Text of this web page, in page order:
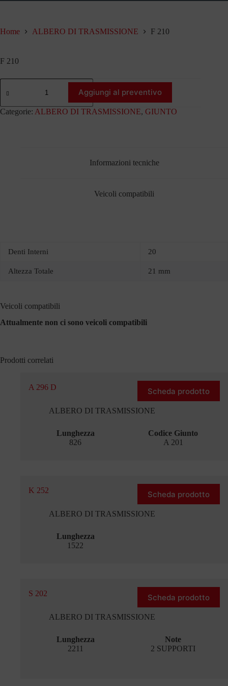
Home ALBERO DI TRASMISSIONE F 210
F 210
F
210
Aggiungi al preventivo
Categorie: ALBERO DI TRASMISSIONE, GIUNTO
Informazioni tecniche
Veicoli compatibili
Denti Interni 20
Altezza Totale 21 mm
Veicoli compatibili
Attualmente non ci sono veicoli compatibili
Prodotti correlati
A 296 D Scheda prodotto
ALBERO DI TRASMISSIONE
Lunghezza
826
Codice Giunto
A 201
K 252 Scheda prodotto
ALBERO DI TRASMISSIONE
Lunghezza
1522
S 202 Scheda prodotto
ALBERO DI TRASMISSIONE
Lunghezza
2211
Note
2 SUPPORTI